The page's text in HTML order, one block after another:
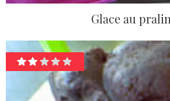
Glace au